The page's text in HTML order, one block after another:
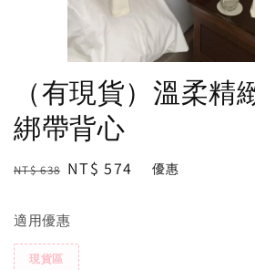
（有現貨）溫柔精
綁帶背心
Regular
NT$ 638 Sale
NT$ 574 優惠
適用優惠
現貨區